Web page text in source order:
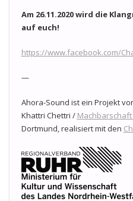
Am 26.11.2020 wird die
auf euch!
https://www.facebook.com/
—
Ahora-Sound ist ein Projekt
Khattri Chettri / Machbarschaft
Dortmund, realisiert mit den